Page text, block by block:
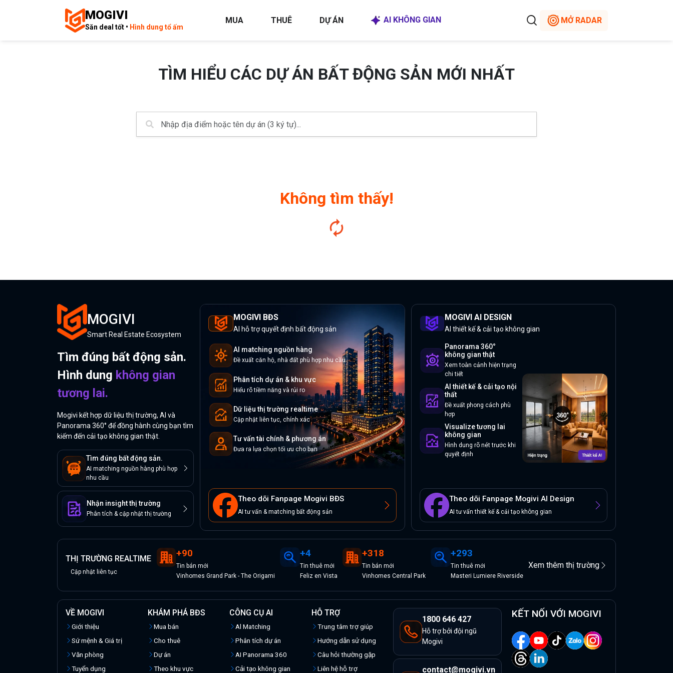
MOGIVI
Săn deal tốt • Hình dung tổ ấm
MUA THUÊ DỰ ÁN AI KHÔNG GIAN MỞ RADAR
TÌM HIỂU CÁC DỰ ÁN BẤT ĐỘNG SẢN MỚI NHẤT
Không tìm thấy!
MOGIVI
Smart Real Estate Ecosystem
Tìm đúng bất động sản.
Hình dung không gian
tương lai.
Mogivi kết hợp dữ liệu thị trường, AI và
Panorama 360° để đồng hành cùng bạn tìm
kiếm đến cải tạo không gian thật.
Tìm đúng bất động sản.
AI matching nguồn hàng phù hợp
nhu cầu
Nhận insight thị trường
Phân tích & cập nhật thị trường
MOGIVI BĐS
AI hỗ trợ quyết định bất động sản
AI matching nguồn hàng
Đề xuất căn hộ, nhà đất phù hợp nhu cầu
Phân tích dự án & khu vực
Hiểu rõ tiềm năng và rủi ro
Dữ liệu thị trường realtime
Cập nhật liên tục, chính xác
Tư vấn tài chính & phương án
Đưa ra lựa chọn tối ưu cho bạn
Theo dõi Fanpage Mogivi BĐS
AI tư vấn & matching bất động sản
MOGIVI AI DESIGN
AI thiết kế & cải tạo không gian
Panorama 360°
không gian thật
Xem toàn cảnh hiện trạng
chi tiết
AI thiết kế & cải tạo nội
thất
Đề xuất phong cách phù
hợp
Visualize tương lai
không gian
Hình dung rõ nét trước khi
quyết định
Theo dõi Fanpage Mogivi AI Design
AI tư vấn thiết kế & cải tạo không gian
THỊ TRƯỜNG REALTIME
Cập nhật liên tục
+90
Tin bán mới
Vinhomes Grand Park - The Origami
+4
Tinthuêmới
Feliz en Vista
+318
Tin bán mới
Vinhomes Central Park
+293
Tinthuê mới
Masteri Lumiere Riverside
Xem thêm thị trường
VỀ MOGIVI
Giới thiệu
Sứ mệnh & Giá trị
Văn phòng
Tuyển dụng
KHÁM PHÁ BĐS
Mua bán
Cho thuê
Dự án
Theo khu vực
CÔNG CỤ AI
Al Matching
Phân tích dự án
AI Panorama 360
Cải tạo không gian
HỖ TRỢ
Trung tâm trợ giúp
Hướng dẫn sử dụng
Câu hỏi thường gặp
Liên hệ hỗ trợ
1800 646 427
Hỗ trợ bởi đội ngũ
Mogivi
contact@mogivi.vn
KẾT NỐI VỚI MOGIVI